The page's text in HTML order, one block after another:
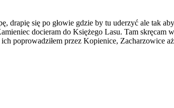
drapię się po głowie gdzie by tu uderzyć ale tak
docieram do Księżego Lasu. Tam skręcam
poprowadziłem przez Kopienice, Zacharzowice